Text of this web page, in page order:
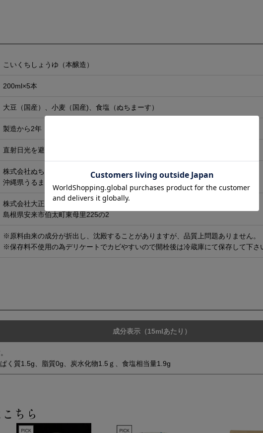
こいくちしょうゆ（本醸造）
200ml×5本
大豆（国産）、小麦（国産)、食塩（ぬちまーす）
製造から2年 ※ラベルから左下に記載
直射日光を避け常温で保存
株式会社ぬちまーす
沖縄県うるま市与那城宮城2768
株式会社大正屋醤油店
島根県安来市伯太町東母里225の2
※原料由来の成分が折出し、沈殿することがありますが、品質上問題ありません。
※保存料不使用の為デリケートでカビやすいので開栓後は冷蔵庫にて保存して下さ
成分表示（15mlあたり）
く質1.5g、脂質0g、炭水化物1.5ｇ、食塩相当量1.9g
ちら